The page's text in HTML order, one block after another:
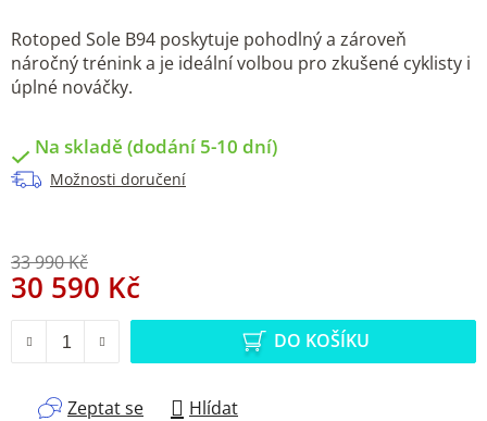
Rotoped Sole B94 poskytuje pohodlný a zároveň
náročný trénink a je ideální volbou pro zkušené cyklisty i
úplné nováčky.
Na skladě (dodání 5-10 dní)
Možnosti doručení
33 990 Kč
30 590 Kč
DO KOŠÍKU
Zeptat se Hlídat